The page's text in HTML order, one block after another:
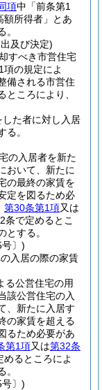
項中「前条第1
額所得者」とあ
及び決定)
すべき市営住宅
の規定によ
備される市営住
ころにより、
た者に対し入居
。
の入居者を新た
おいて、新たに
の最終の家賃を
定を図るため必
第30条第1項又は
条で定めるとこ
とする。
〕)
入居の際の家賃
る公営住宅の用
該公営住宅の入
、新たに入居す
の家賃を超える
るため必要があ
第1項又は第32条
るところによ
。
〕)